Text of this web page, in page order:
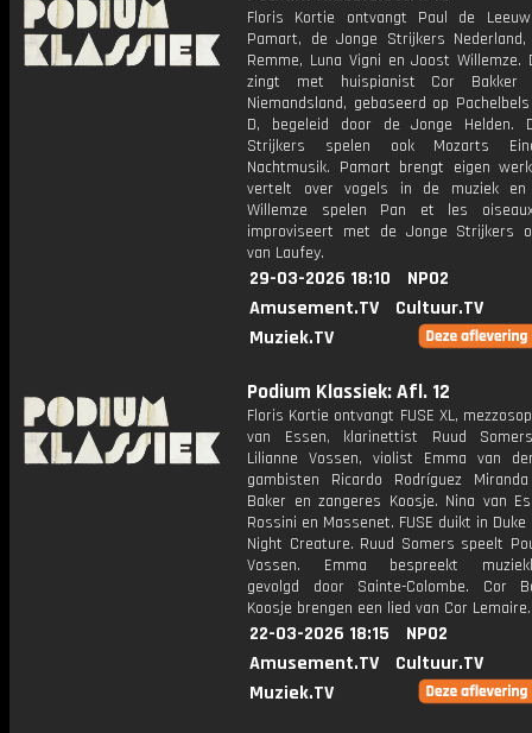
Floris Kortie ontvangt Paul de
Pamart, de Jonge Strijkers Nederland,
Remme, Luna Vigni en Joost Willemze.
zingt met huispianist Cor
Niemandsland, gebaseerd op
D, begeleid door de Jonge Helden.
Strijkers spelen ook Mozarts
Nachtmusik. Pamart brengt eigen
vertelt over vogels in de muziek en
Willemze spelen Pan et les
improviseert met de Jonge Strijkers
van Laufey.
29-03-2026 18:10
NPO2
Amusement.TV
Cultuur.TV
Muziek.TV
Podium Klassiek: Afl. 12
Floris Kortie ontvangt FUSE XL,
van Essen, klarinettist Ruud
Lilianne Vossen, violist Emma van
gambisten Ricardo Rodríguez
Baker en zangeres Koosje. Nina van
Rossini en Massenet. FUSE duikt in
Night Creature. Ruud Somers speelt
Vossen. Emma bespreekt
gevolgd door Sainte-Colombe. Cor
Koosje brengen een lied van Cor Lemaire.
22-03-2026 18:15
NPO2
Amusement.TV
Cultuur.TV
Muziek.TV